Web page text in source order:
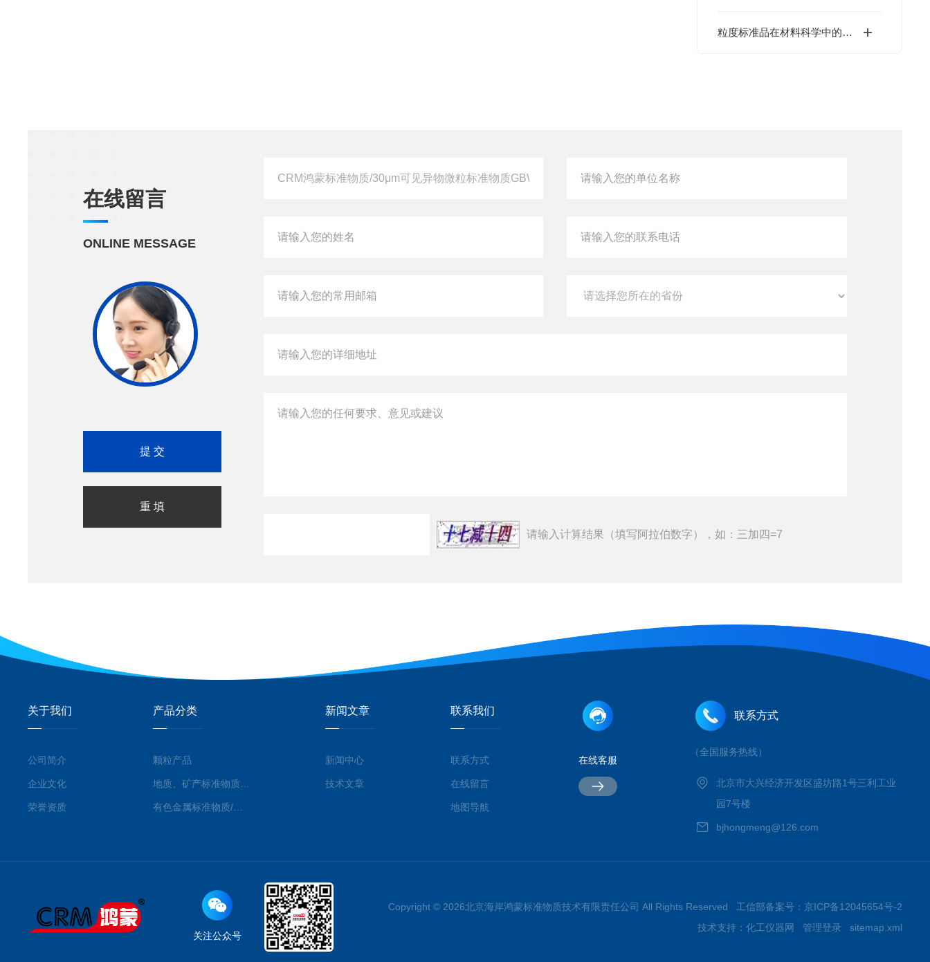
粒度标准品在材料科学中的重要性
在线留言
ONLINE MESSAGE
请输入计算结果（填写阿拉伯数字），如：三加四=7
关于我们
公司简介
企业文化
荣誉资质
产品分类
颗粒产品
有色金属标准物质/标准品
新闻文章
新闻中心
技术文章
联系我们
联系方式
在线留言
地图导航
在线客服
联系方式
（全国服务热线）
北京市大兴经济开发区盛坊路1号三利工业
园7号楼
bjhongmeng@126.com
关注公众号
Copyright © 2026北京海岸鸿蒙标准物质技术有限责任公司 All Rights Reserved 工信部备案号： 京ICP备12045654号-2
技术支持： 化工仪器网 管理登录 sitemap.xml